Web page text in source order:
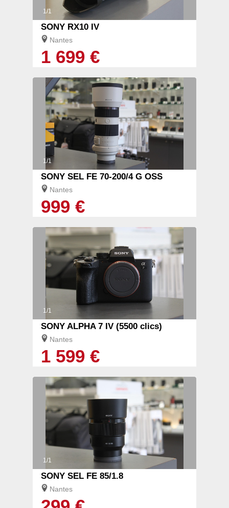
1/1
SONY RX10 IV
Nantes
1 699 €
1/1
SONY SEL FE 70-200/4 G OSS
Nantes
999 €
1/1
SONY ALPHA 7 IV (5500 clics)
Nantes
1 599 €
1/1
SONY SEL FE 85/1.8
Nantes